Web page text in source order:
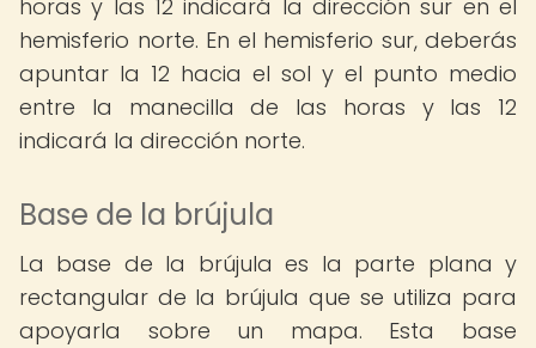
horas y las 12 indicará la dirección sur en el
hemisferio norte. En el hemisferio sur, deberás
apuntar la 12 hacia el sol y el punto medio
entre la manecilla de las horas y las 12
indicará la dirección norte.
Base de la brújula
La base de la brújula es la parte plana y
rectangular de la brújula que se utiliza para
apoyarla sobre un mapa. Esta base